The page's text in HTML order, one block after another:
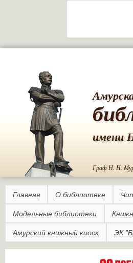
имени
Граф Н. Н.
Главная О библиотеке
Модельные библиотеки
Амурский книжный киоск ЭК